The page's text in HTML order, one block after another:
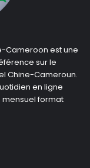
Cameroon est une
sur le
Chine-Cameroun.
en ligne
mensuel format